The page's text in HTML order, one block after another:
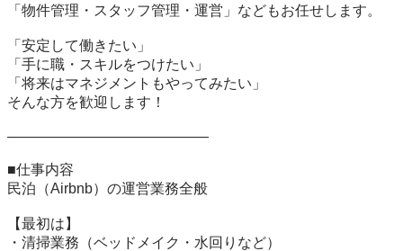
「物件管理・スタッフ管理・運営」などもお任せします。
「安定して働きたい」
「手に職・スキルをつけたい」
「将来はマネジメントもやってみたい」
そんな方を歓迎します！
――――――――――――――
■仕事内容
民泊（Airbnb）の運営業務全般
【最初は】
・清掃業務（ベッドメイク・水回りなど）